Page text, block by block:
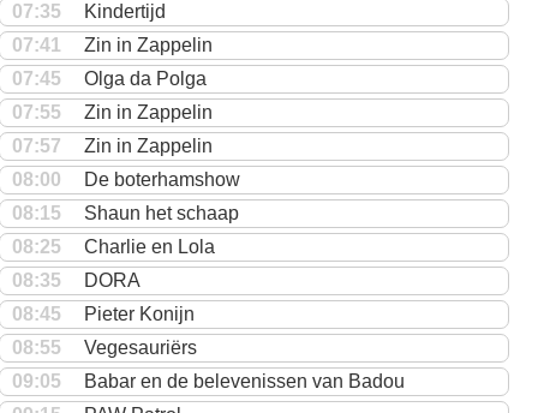
07:35
Kindertijd
07:41
Zin in Zappelin
07:45
Olga da Polga
07:55
Zin in Zappelin
07:57
Zin in Zappelin
08:00
De boterhamshow
08:15
Shaun het schaap
08:25
Charlie en Lola
08:35
DORA
08:45
Pieter Konijn
08:55
Vegesauriërs
09:05
Babar en de belevenissen van Badou